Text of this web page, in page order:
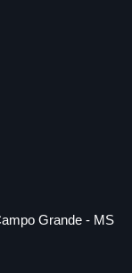
Grande - MS